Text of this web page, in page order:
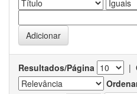
Resultados/Página |